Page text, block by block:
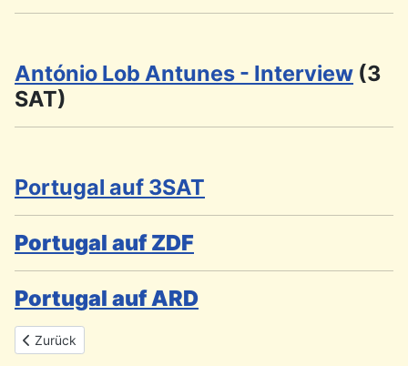
António Lob Antunes - Interview (3
SAT)
Portugal auf 3SAT
Portugal auf ZDF
Portugal auf ARD
Vorheriger Beitrag: Aktuelle Radiosendungen im
Zurück